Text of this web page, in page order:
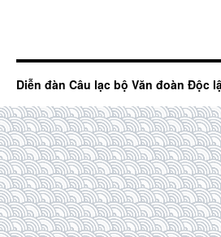
Diễn đàn Câu lạc bộ Văn đoàn Độc